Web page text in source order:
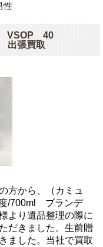
性
VSOP 40
出張買取
方から、（カミュ
/700ml ブランデ
り遺品整理の際に
だきました。生前贈
ました。当社で買取